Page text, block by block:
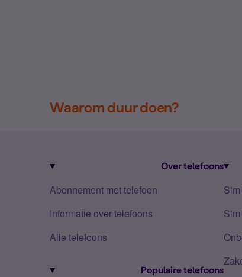
Waarom duur doen?
Over telefoons
Abonnement met telefoon
Informatie over telefoons
Alle telefoons
Populaire telefoons